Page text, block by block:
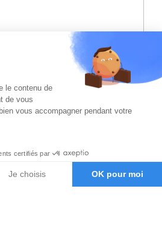
le contenu de
de vous
vous accompagner pendant votre
certifiés par
Je choisis OK pour moi